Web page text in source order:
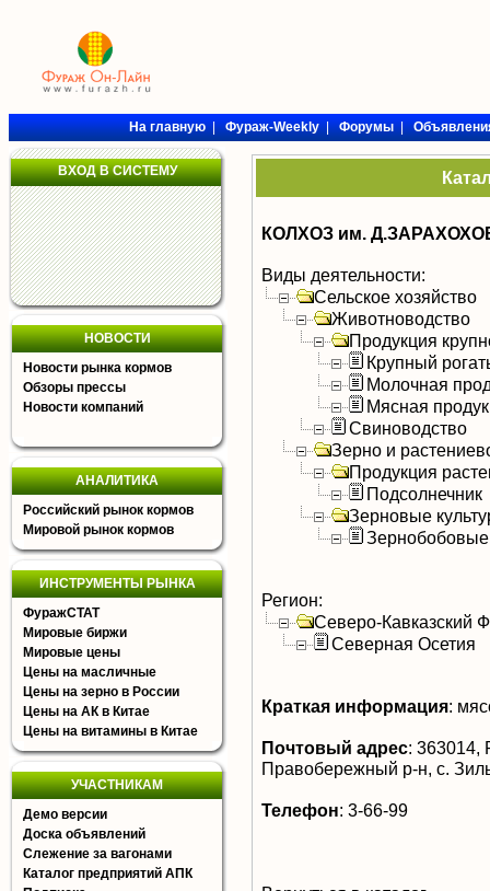
На главную|Фураж-Weekly|Форумы|
ВХОД В СИСТЕМУ
НОВОСТИ
Новости рынка кормов
Обзоры прессы
Новости компаний
АНАЛИТИКА
Российский рынок кормов
Мировой рынок кормов
ИНСТРУМЕНТЫ РЫНКА
ФуражСТАТ
Мировые биржи
Мировые цены
Цены на масличные
Цены на зерно в России
Цены на АК в Китае
Цены на витамины в Китае
УЧАСТНИКАМ
Демо версии
Доска объявлений
Слежение за вагонами
Каталог предприятий АПК
КОЛХОЗ им.
Виды деятельности:
Сельское хозяйство
Животноводство
Продукция
Крупный
Молочная
Мясная
Свиноводство
Зерно и
Продукция
Подсолнечник
Зерновые
Зернобобовые
Регион:
Северо-Кавказский
Северная Осетия
Краткая информация:
Почтовый адрес: 363014,
Правобережный р-н, с.
Телефон: 3-66-99